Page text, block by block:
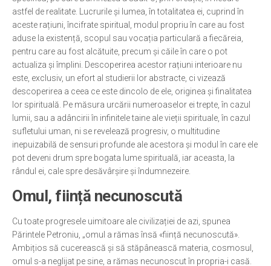
astfel de realitate. Lucrurile și lumea, în totalitatea ei, cuprind în
aceste rațiuni, încifrate spiritual, modul propriu în care au fost
aduse la existență, scopul sau vocația particulară a fiecăreia,
pentru care au fost alcătuite, precum și căile în care o pot
actualiza și împlini. Descoperirea acestor rațiuni interioare nu
este, exclusiv, un efort al studierii lor abstracte, ci vizează
descoperirea a ceea ce este dincolo de ele, originea și finalitatea
lor spirituală. Pe măsura urcării numeroaselor ei trepte, în cazul
lumii, sau a adâncirii în infinitele taine ale vieții spirituale, în cazul
sufletului uman, ni se revelează progresiv, o multitudine
inepuizabilă de sensuri profunde ale acestora și modul în care ele
pot deveni drum spre bogata lume spirituală, iar aceasta, la
rândul ei, cale spre desăvârșire și îndumnezeire.
Omul, ființă necunoscută
Cu toate progresele uimitoare ale civilizației de azi, spunea
Părintele Petroniu, „omul a rămas însă «ființă necunoscută».
Ambițios să cucerească și să stăpânească materia, cosmosul,
omul s-a neglijat pe sine, a rămas necunoscut în propria-i casă.